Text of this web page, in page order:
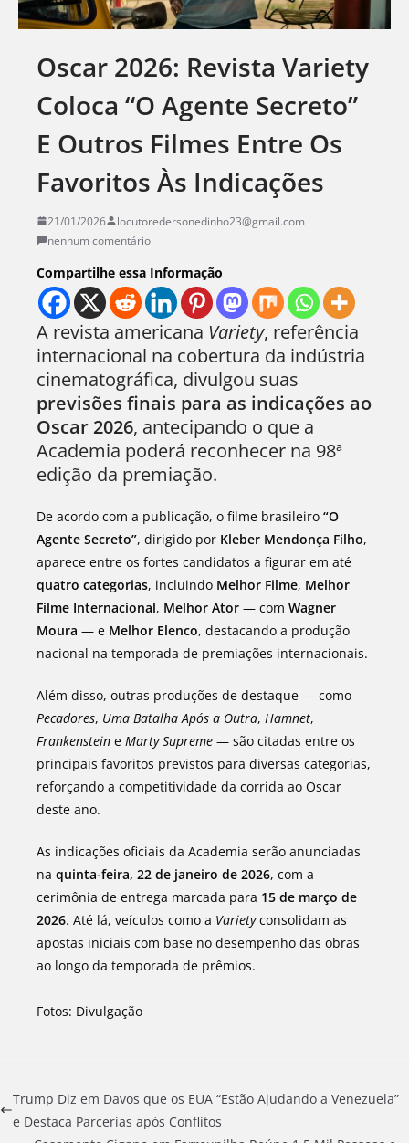
Oscar 2026: Revista Variety
Coloca “O Agente Secreto”
E Outros Filmes Entre Os
Favoritos Às Indicações
21/01/2026
locutoredersonedinho23@gmail.com
nenhum comentário
Compartilhe essa Informação
A revista americana Variety, referência
internacional na cobertura da indústria
cinematográfica, divulgou suas
previsões finais para as indicações ao
Oscar 2026, antecipando o que a
Academia poderá reconhecer na 98ª
edição da premiação.
De acordo com a publicação, o filme brasileiro “O
Agente Secreto”, dirigido por Kleber Mendonça Filho,
aparece entre os fortes candidatos a figurar em até
quatro categorias, incluindo Melhor Filme, Melhor
Filme Internacional, Melhor Ator — com Wagner
Moura — e Melhor Elenco, destacando a produção
nacional na temporada de premiações internacionais.
Além disso, outras produções de destaque — como
Pecadores, Uma Batalha Após a Outra, Hamnet,
Frankenstein e Marty Supreme — são citadas entre os
principais favoritos previstos para diversas categorias,
reforçando a competitividade da corrida ao Oscar
deste ano.
As indicações oficiais da Academia serão anunciadas
na quinta-feira, 22 de janeiro de 2026, com a
cerimônia de entrega marcada para 15 de março de
2026. Até lá, veículos como a Varietyconsolidam as
apostas iniciais com base no desempenho das obras
ao longo da temporada de prêmios.
Fotos: Divulgação
Trump Diz em Davos que os EUA “Estão Ajudando a Venezuela”
e Destaca Parcerias após Conflitos